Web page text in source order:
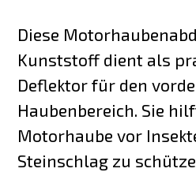
Diese
Kunststoff dient als
Deflektor für den
Haubenbereich. Sie
Motorhaube vor
Steinschlag zu